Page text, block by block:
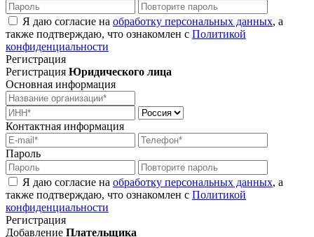
Я даю согласие на обработку персональных данных, а
также подтверждаю, что ознакомлен с Политикой
конфиденциальности
Регистрация
Регистрация Юридического лица
Основная информация
Контактная информация
Пароль
Я даю согласие на обработку персональных данных, а
также подтверждаю, что ознакомлен с Политикой
конфиденциальности
Регистрация
Добавление Плательщика